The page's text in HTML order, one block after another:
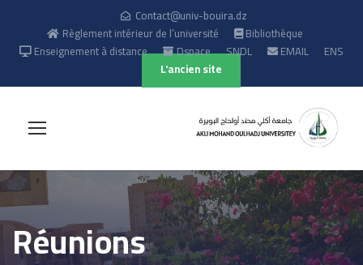
Contact@univ-bouira.dz
Règlement intérieur de l’université
Bibliothèque
Enseignement à distance
Dspace SNDL EMAIL
ENS
L'ancien site
Réunions